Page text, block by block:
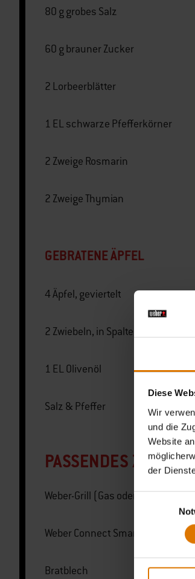
Diese
Wir
und die
Website
der
80 g grobes Salz
60 g brauner Zucker
2 Lorbeerblätter
1 EL schwarze Pfefferkörner
2 Zweige Rosmarin
2 Zweige Thymian
GEBRATENE ÄPFEL
4 Äpfel, geviertelt
2 Zwiebeln, in Spalten geschnitten
1 EL Olivenöl
Salz & Pfeffer
PASSENDES
Weber-Grill (Gas oder Holzkohle)
Weber Connect Smart Grilling Hub
Bratblech